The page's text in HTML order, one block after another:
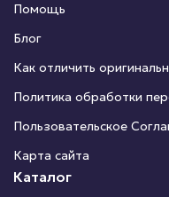
Помощь
Блог
Как отличить
Политика обработки
Пользовательское
Карта сайта
Каталог